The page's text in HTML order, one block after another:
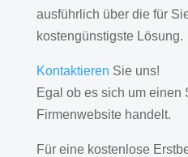
ausführlich über die für
kostengünstigste Lösung.
Kontaktieren Sie uns!
Egal ob es sich um einen
Firmenwebsite handelt.
Für eine kostenlose